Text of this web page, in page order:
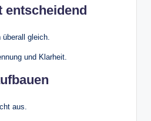
entscheidend
gleich.
und Klarheit.
aus.